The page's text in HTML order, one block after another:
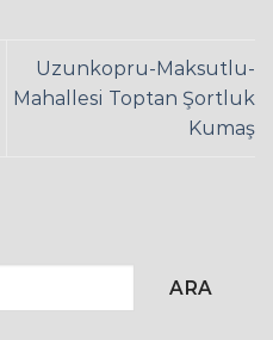
Uzunkopru-Maksutlu-
Mahallesi Toptan Şortluk
Kumaş
ARA